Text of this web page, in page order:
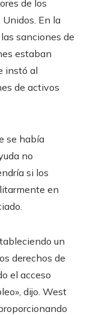
de los
En la
sanciones de
estaban
instó al
de activos
se había
no
si los
en
un
derechos de
el acceso
dijo. West